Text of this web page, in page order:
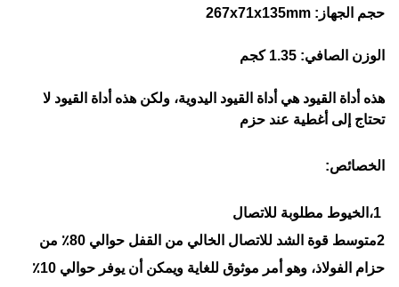
حجم الجهاز: 267x71x135mm
الوزن الصافي: 1.35 كجم
هذه أداة القيود هي أداة القيود اليدوية، ولكن هذه أداة القيود لا
تحتاج إلى أغطية عند حزم
الخصائص:
1،الخيوط مطلوبة للاتصال
2متوسط قوة الشد للاتصال الخالي من القفل حوالي 80٪ من
حزام الفولاذ، وهو أمر موثوق للغاية ويمكن أن يوفر حوالي 10٪